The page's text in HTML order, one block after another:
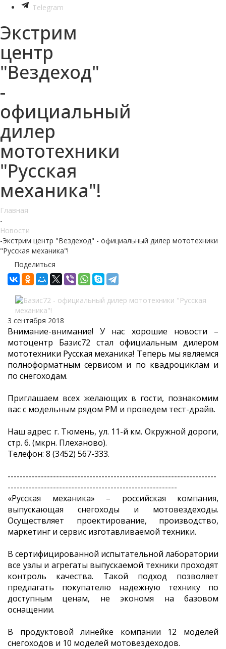
Telegram
Экстрим
центр
"Вездеход"
-
официальный
дилер
мототехники
"Русская
механика"!
Главная
-
Новости
-Экстрим центр "Вездеход" - официальный дилер мототехники
"Русская механика"!
Поделиться
3 сентября 2018
Внимание-внимание! У нас хорошие новости –
мотоцентр Базис72 стал официальным дилером
мототехники Русская механика! Теперь мы являемся
полноформатным сервисом и по квадроциклам и
по снегоходам.
Приглашаем всех желающих в гости, познакомим
вас с модельным рядом РМ и проведем тест-драйв.
Наш адрес: г. Тюмень, ул. 11-й км. Окружной дороги,
стр. 6. (мкрн. Плеханово).
Телефон: 8 (3452) 567-333.
---------------------------------------------------------------------
--------------------------------------------------------
«Русская механика» – российская компания,
выпускающая снегоходы и мотовездеходы.
Осуществляет проектирование, производство,
маркетинг и сервис изготавливаемой техники.
В сертифицированной испытательной лаборатории
все узлы и агрегаты выпускаемой техники проходят
контроль качества. Такой подход позволяет
предлагать покупателю надежную технику по
доступным ценам, не экономя на базовом
оснащении.
В продуктовой линейке компании 12 моделей
снегоходов и 10 моделей мотовездеходов.